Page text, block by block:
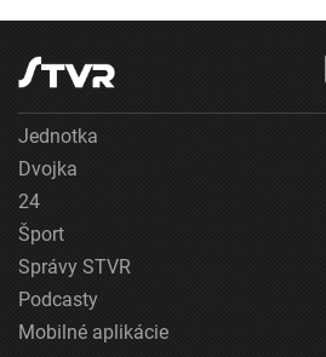
Jednotka
Dvojka
24
Šport
Správy STVR
Podcasty
Mobilné aplikácie